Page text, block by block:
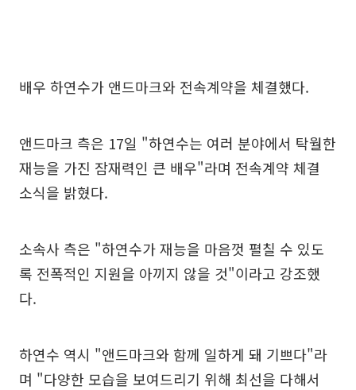
배우 하연수가 앤드마크와 전속계약을 체결했다.
앤드마크 측은 17일 "하연수는 여러 분야에서 탁월한
재능을 가진 잠재력인 큰 배우"라며 전속계약 체결
소식을 밝혔다.
소속사 측은 "하연수가 재능을 마음껏 펼칠 수 있도
록 전폭적인 지원을 아끼지 않을 것"이라고 강조했
다.
하연수 역시 "앤드마크와 함께 일하게 돼 기쁘다"라
며 "다양한 모습을 보여드리기 위해 최선을 다해서